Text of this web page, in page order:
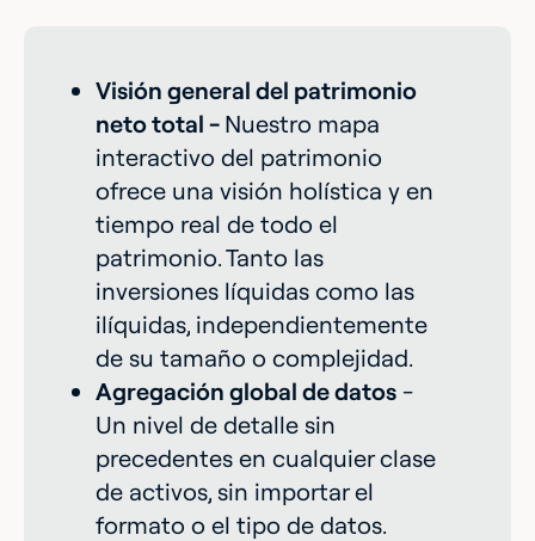
Visión general del patrimonio
neto total - Nuestro mapa
interactivo del patrimonio
ofrece una visión holística y en
tiempo real de todo el
patrimonio. Tanto las
inversiones líquidas como las
ilíquidas, independientemente
de su tamaño o complejidad.
Agregación global de datos -
Un nivel de detalle sin
precedentes en cualquier clase
de activos, sin importar el
formato o el tipo de datos.